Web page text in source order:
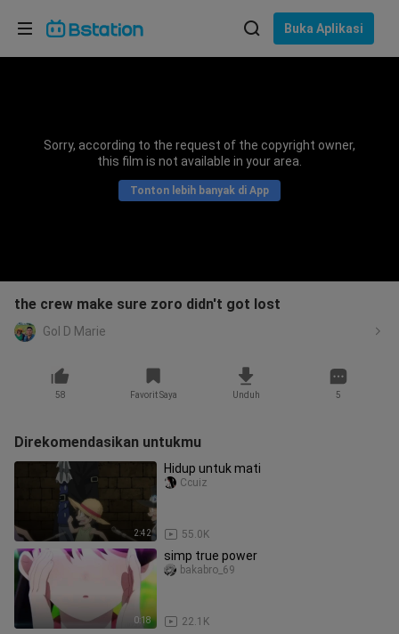
Buka Aplikasi
Sorry, according to the request of the copyright owner,
this film is not available in your area.
Tonton lebih banyak di App
the crew make sure zoro didn't got lost
Gol D Marie
58 Favorit Saya Unduh 5
Direkomendasikan untukmu
2:42
Hidup untuk mati
55.0K
Ccuiz
0:18
simp true power
22.1K
bakabro_69
Pilih bahasa
Bahasa Indonesia